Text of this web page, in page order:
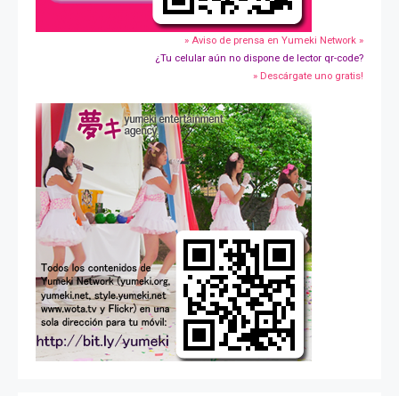
» Aviso de prensa en Yumeki Network »
¿Tu celular aún no dispone de lector qr-code?
» Descárgate uno gratis!